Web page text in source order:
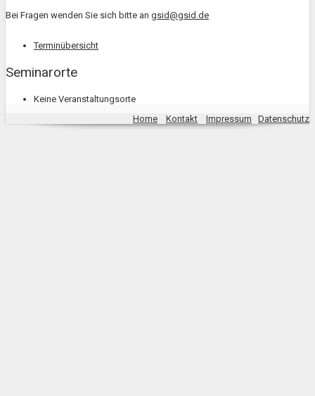
Bei Fragen wenden Sie sich bitte an gsid@gsid.de
Terminübersicht
Seminarorte
Keine Veranstaltungsorte
Home
Kontakt Impressum Datenschutz